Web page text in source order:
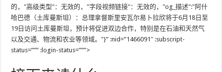
的，"高级类型"：无效的，"字段视频链接"：无效的，"og_描述":"阿什
哈巴德（土库曼斯坦）：总理拿督斯里安瓦尔易卜拉欣将于6月18日至
19日访问土库曼斯坦，预计将促进双边合作，特别是在石油和天然气
以及交通、物流和农业等领域。"}” :nid=”1466091″ :subscript-
status=””” :login-status=”””>